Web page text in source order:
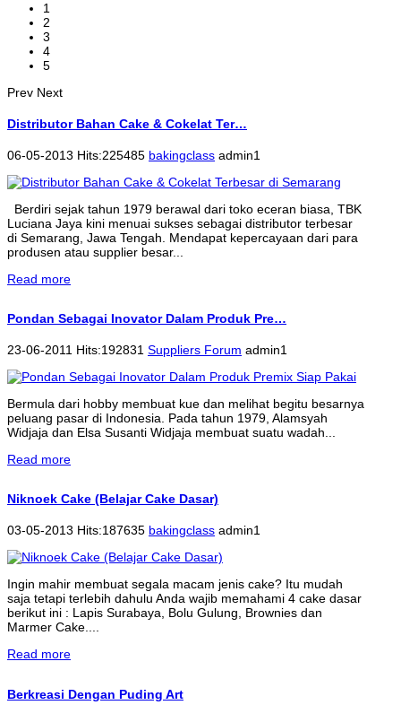
1
2
3
4
5
Prev Next
Distributor Bahan Cake & Cokelat Ter…
06-05-2013 Hits:225485 bakingclass admin1
Berdiri sejak tahun 1979 berawal dari toko eceran biasa, TBK
Luciana Jaya kini menuai sukses sebagai distributor terbesar
di Semarang, Jawa Tengah. Mendapat kepercayaan dari para
produsen atau supplier besar...
Read more
Pondan Sebagai Inovator Dalam Produk Pre…
23-06-2011 Hits:192831 Suppliers Forum admin1
Bermula dari hobby membuat kue dan melihat begitu besarnya
peluang pasar di Indonesia. Pada tahun 1979, Alamsyah
Widjaja dan Elsa Susanti Widjaja membuat suatu wadah...
Read more
Niknoek Cake (Belajar Cake Dasar)
03-05-2013 Hits:187635 bakingclass admin1
Ingin mahir membuat segala macam jenis cake? Itu mudah
saja tetapi terlebih dahulu Anda wajib memahami 4 cake dasar
berikut ini : Lapis Surabaya, Bolu Gulung, Brownies dan
Marmer Cake....
Read more
Berkreasi Dengan Puding Art